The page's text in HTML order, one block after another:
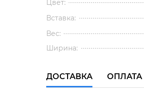
Цвет:
Вставка:
Вес:
Ширина:
ДОСТАВКА ОПЛАТА